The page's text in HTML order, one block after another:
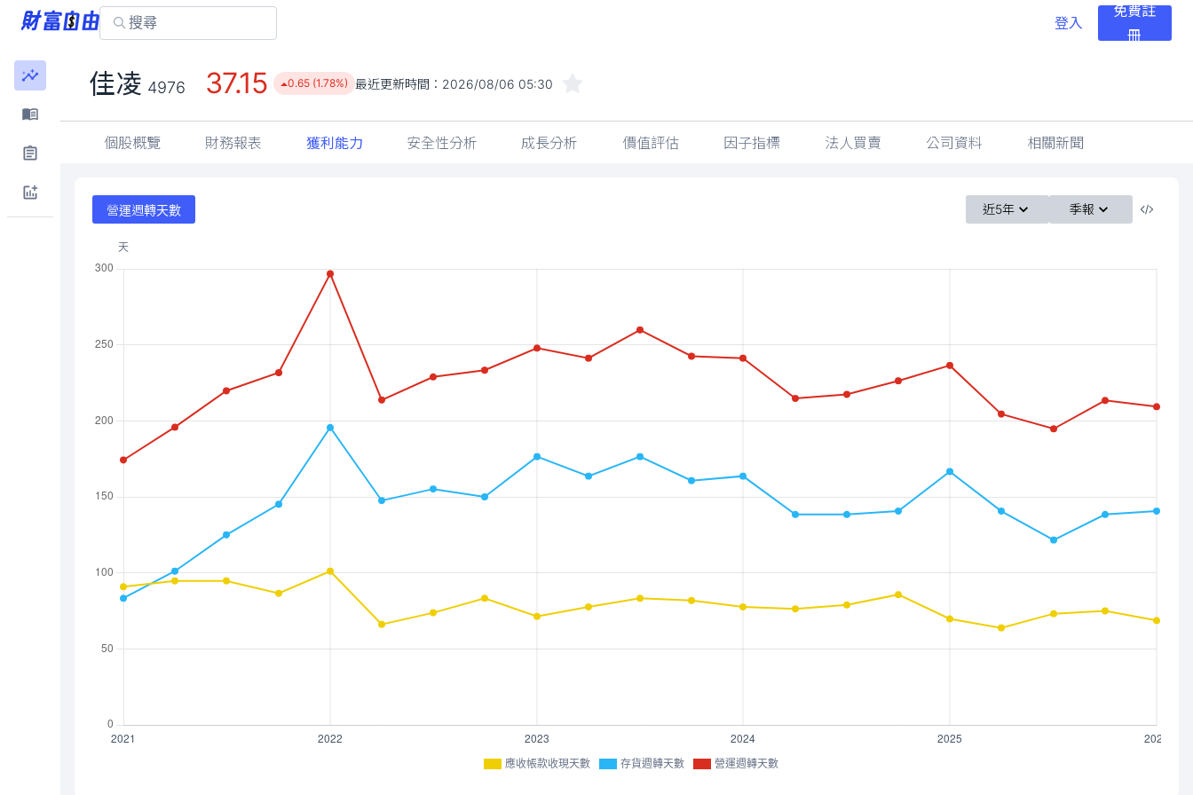
登入
免費註
冊
佳凌 4976 37.15 0.65 (1.78%) 最近更新時間： 2026/08/06 05:30
個股概覽 財務報表 獲利能力 安全性分析 成長分析 價值評估 因子指標 法人買賣 公司資料 相關新聞
營運週轉天數 近5年 季報
應收帳款收現天數 存貨週轉天數 營運週轉天數